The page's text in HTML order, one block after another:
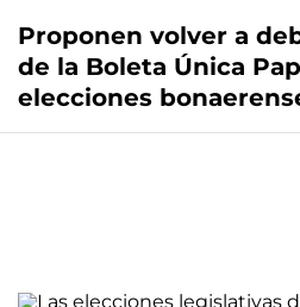
Proponen volver a
de la Boleta Única
elecciones